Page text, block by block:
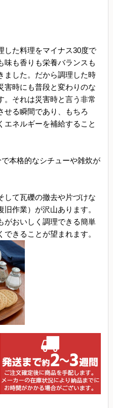
した料理をマイナス30度で
味も香りも栄養バランスも
ました。だから調理した時
害時にも普段と変わりのな
。それは災害時と言う非常
せる瞬間であり、もちろ
エネルギーを補給すること
本格的なシチューや雑炊が
して瓦礫の撤去や片づけな
作業）が沢山あります。
がおいしく調理できる簡単
きることが望まれます。